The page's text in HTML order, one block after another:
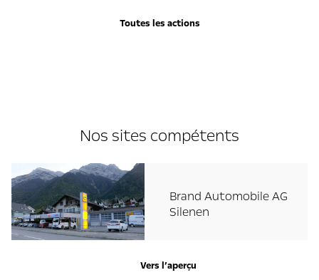
Toutes les actions
Nos sites compétents
Brand Automobile AG
Silenen
Vers l’aperçu